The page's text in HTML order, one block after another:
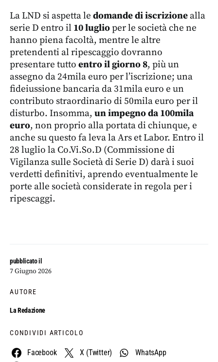
pubblicato il
7 Giugno 2026
AUTORE
La Redazione
CONDIVIDI ARTICOLO
Facebook X (Twitter)
WhatsApp
La LND si aspetta le domande di iscrizione alla
serie D entro il 10 luglioper le società che ne
hanno piena facoltà, mentre le altre
pretendenti al ripescaggio dovranno
presentare tutto entro il giorno 8, più un
assegno da 24mila euro per l’iscrizione; una
fideiussione bancaria da 31mila euro e un
contributo straordinario di 50mila euro per il
disturbo. Insomma, un impegno da 100mila
euro, non proprio alla portata di chiunque, e
anche su questo fa leva la Ars et Labor. Entro il
28 luglio la Co.Vi.So.D (Commissione di
Vigilanza sulle Società di Serie D) darà i suoi
verdetti definitivi, aprendo eventualmente le
porte alle società considerate in regola per i
ripescaggi.